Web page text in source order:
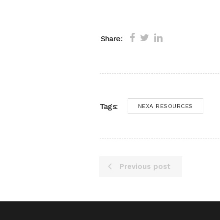
Share:
Tags: NEXA RESOURCES
Previous post